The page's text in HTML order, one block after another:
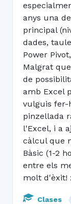
anys una
principal
dades,
Power
Malgrat
de
amb Excel
vulguis fer-
pinzellada
l'Excel, i a
càlcul que
Bàsic (1-2
entre els
molt d'èxit!
Clases